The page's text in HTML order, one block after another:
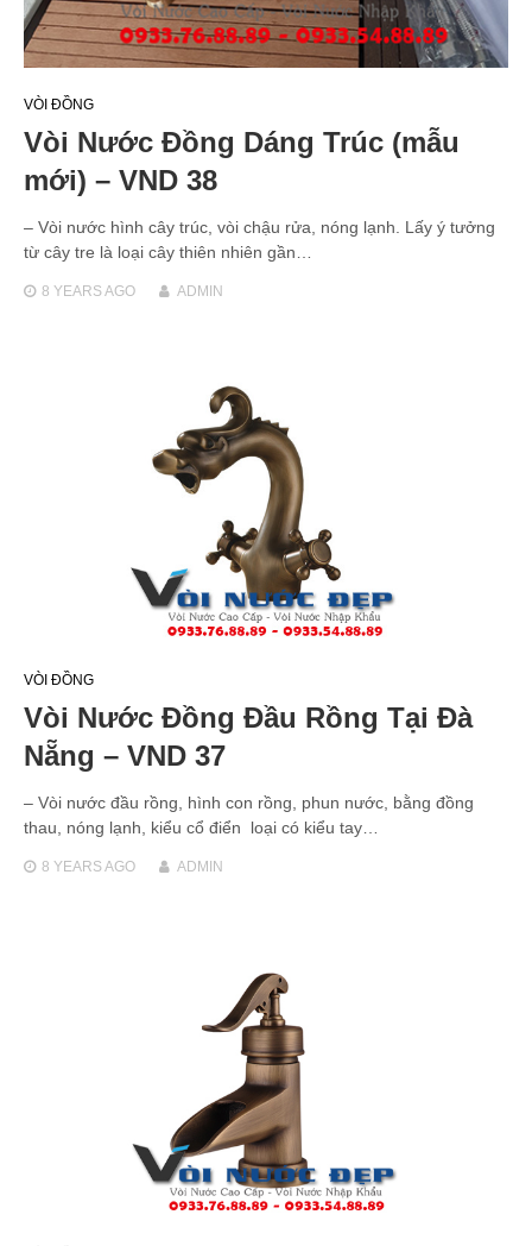
VÒI ĐỒNG
Vòi Nước Đồng Dáng Trúc (mẫu
mới) – VND 38
– Vòi nước hình cây trúc, vòi chậu rửa, nóng lạnh. Lấy ý tưởng
từ cây tre là loại cây thiên nhiên gần…
8 YEARSAGO ADMIN
VÒI ĐỒNG
Vòi Nước Đồng Đầu Rồng Tại Đà
Nẵng – VND 37
– Vòi nước đầu rồng, hình con rồng, phun nước, bằng đồng
thau, nóng lạnh, kiểu cổ điển loại có kiểu tay…
8 YEARSAGO ADMIN